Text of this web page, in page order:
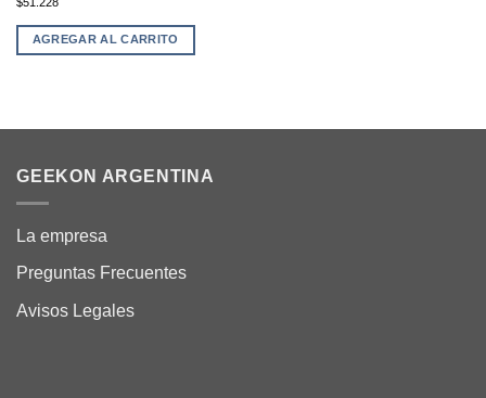
AGREGAR AL CARRITO
GEEKON ARGENTINA
La empresa
Preguntas Frecuentes
Avisos Legales